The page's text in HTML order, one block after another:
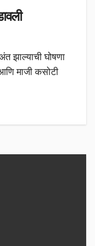
झाल्याची घोषणा
माजी कसोटी